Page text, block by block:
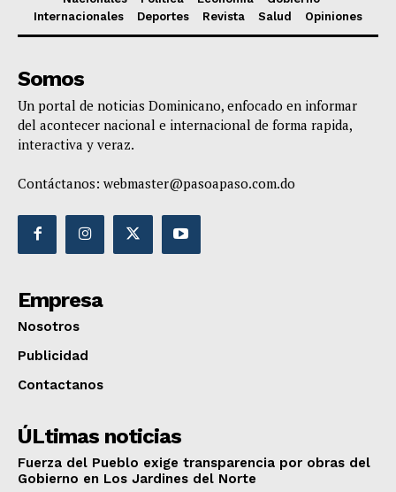
Internacionales
Deportes Revista Salud Opiniones
Somos
Un portal de noticias Dominicano, enfocado en informar
del acontecer nacional e internacional de forma rapida,
interactiva y veraz.
Contáctanos: webmaster@pasoapaso.com.do
Empresa
Nosotros
Publicidad
Contactanos
ÚLtimas noticias
Fuerza del Pueblo exige transparencia por obras del
Gobierno en Los Jardines del Norte